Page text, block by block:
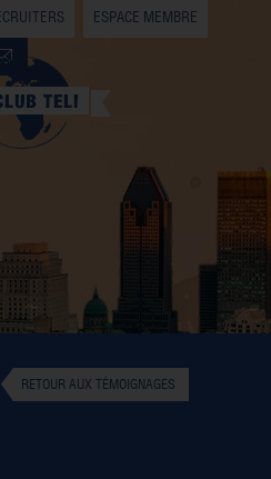
NOUS
VOUS ?
PARTENAIRES
MEMBRE
ESPACE MEMBRE
RETOUR AUX TÉMOIGNAGES